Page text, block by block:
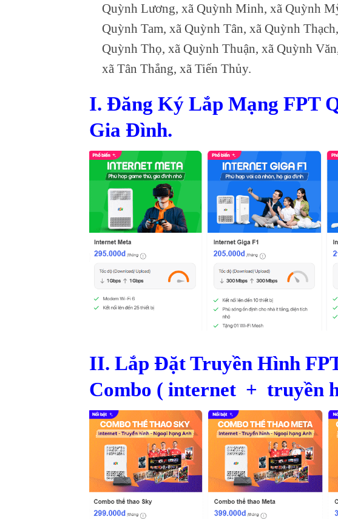
Quỳnh Lương, xã Quỳnh Minh, xã Quỳnh
Quỳnh Tam, xã Quỳnh Tân, xã Quỳnh
Quỳnh Thọ, xã Quỳnh Thuận, xã Quỳnh
xã Tân Thắng, xã Tiến Thủy.
I. Đăng Ký Lắp Mạng FPT
Gia Đình.
II. Lắp Đặt Truyền Hình
Combo ( internet + truyền